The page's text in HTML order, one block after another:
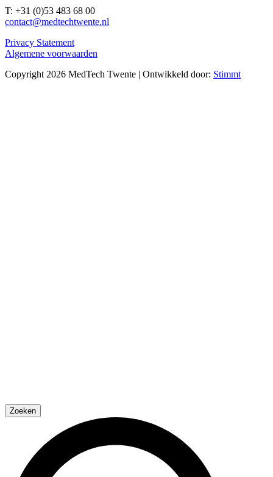
T: +31 (0)53 483 68 00
contact@medtechtwente.nl
Privacy Statement
Algemene voorwaarden
Copyright 2026 MedTech Twente | Ontwikkeld door: Stimmt